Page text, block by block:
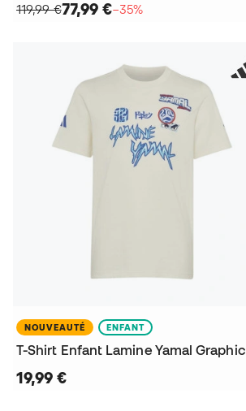
119,99 €77,99 €−35%
NOUVEAUTÉ ENFANT
T-Shirt Enfant Lamine Yamal Graphic
19,99 €